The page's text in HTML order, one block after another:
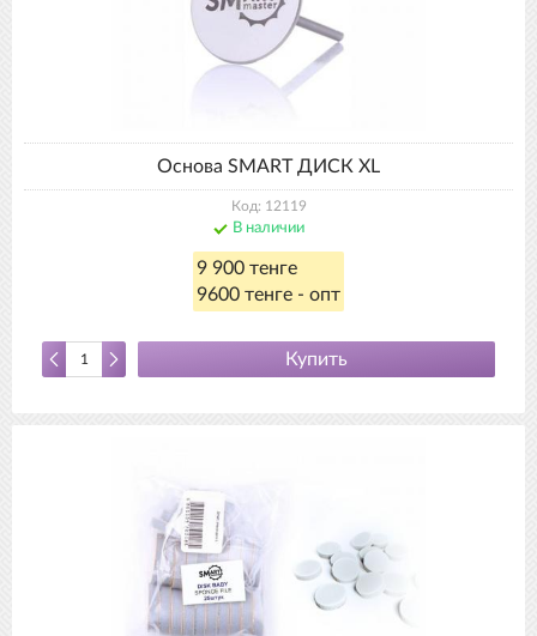
Основа SMART ДИСК XL
Код: 12119
В наличии
9 900 тенге
9600 тенге - опт
Купить